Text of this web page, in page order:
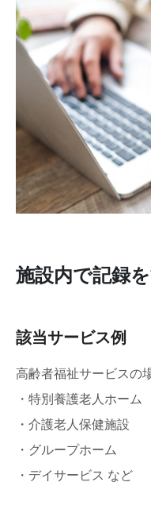
施設内で記録
該当サービス例
高齢者福祉サービスの
・特別養護老人ホーム
・介護老人保健施設
・グループホーム
・デイサービス など